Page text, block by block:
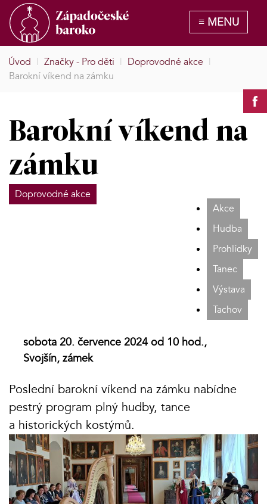
Úvod | Značky - Pro děti | Doprovodné akce |
Barokní víkend na zámku
Barokní víkend na
zámku
Doprovodné akce
Akce
Hudba
Prohlídky
Tanec
Výstava
Tachov
sobota 20. července 2024 od 10 hod.,
Svojšín, zámek
Poslední barokní víkend na zámku nabídne
pestrý program plný hudby, tance
a historických kostýmů.